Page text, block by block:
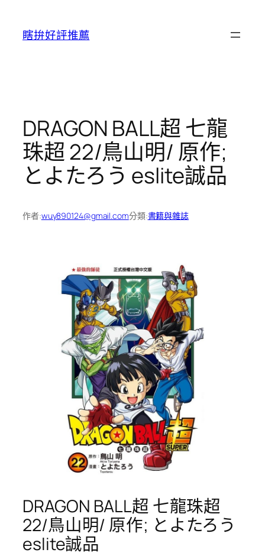
瞎拚好評推薦
DRAGON BALL超 七龍
珠超 22/鳥山明/ 原作;
とよたろう eslite誠品
作者:wuy890124@gmail.com分類:書籍與雜誌
DRAGON BALL超 七龍珠超
22/鳥山明/ 原作; とよたろう
eslite誠品